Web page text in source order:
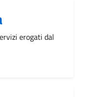
erogati dal